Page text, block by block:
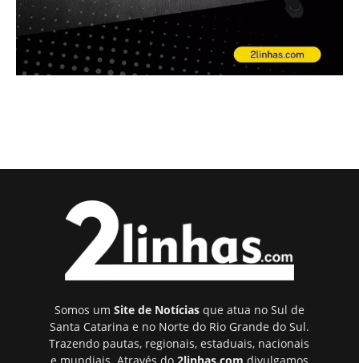
Somos um Site de Notíciasque atua no Sul de
Santa Catarina e no Norte do Rio Grande do Sul.
Trazendo pautas, regionais, estaduais, nacionais